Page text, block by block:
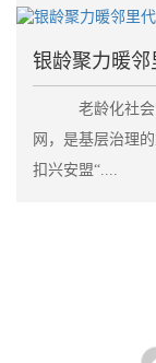
老龄化社会背
网，是基层治理
扣兴安盟“....